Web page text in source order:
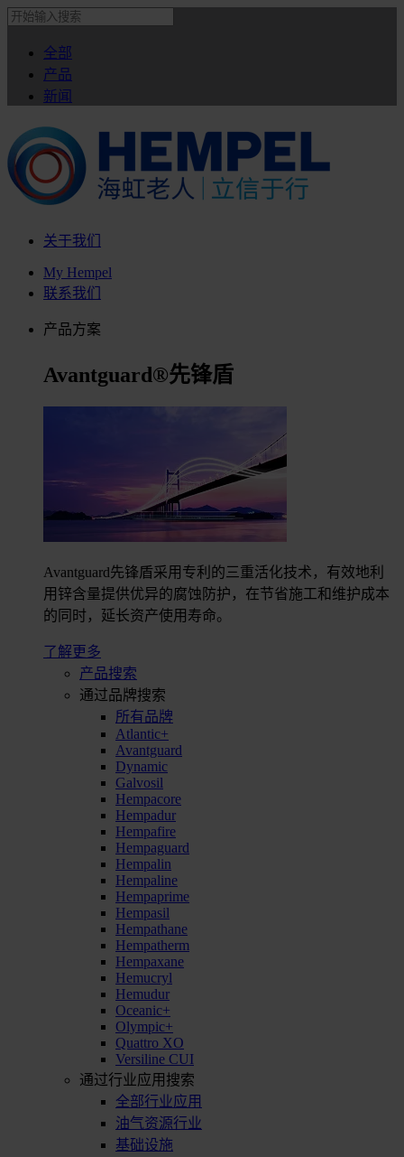
全部
产品
新闻
关于我们
My Hempel
联系我们
产品方案
Avantguard®先锋盾
Avantguard先锋盾采用专利的三重活化技术，有效地利
用锌含量提供优异的腐蚀防护，在节省施工和维护成本
的同时，延长资产使用寿命。
了解更多
产品搜索
通过品牌搜索
所有品牌
Atlantic+
Avantguard
Dynamic
Galvosil
Hempacore
Hempadur
Hempafire
Hempaguard
Hempalin
Hempaline
Hempaprime
Hempasil
Hempathane
Hempatherm
Hempaxane
Hemucryl
Hemudur
Oceanic+
Olympic+
Quattro XO
Versiline CUI
通过行业应用搜索
全部行业应用
油气资源行业
基础设施